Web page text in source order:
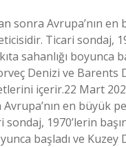
sonra Avrupa’nın en
Ticari sondaj,
sahanlığı boyunca
Denizi ve Barents
içerir.22 Mart
Avrupa’nın en büyük
1970’lerin
başladı ve Kuzey